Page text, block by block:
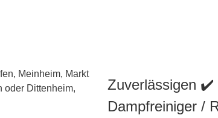
Zuverlässigen ✔️
Dampfreiniger /